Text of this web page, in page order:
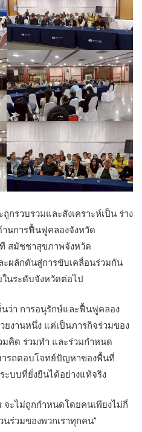
กรวบรวมและสังเคราะห์เป็น ร่าง
นการฟื้นฟูคลองจังหวัด
ที สมัชชาสุขภาพจังหวัด
ะผลักดันสู่การขับเคลื่อนร่วมกัน
นระดับจังหวัดต่อไป
ว่า การอนุรักษ์และฟื้นฟูคลอง
งานหนึ่ง แต่เป็นภารกิจร่วมของ
คิด ร่วมทำ และร่วมกำหนด
รถตอบโจทย์ปัญหาของพื้นที่
ะบบที่ยั่งยืนได้อย่างแท้จริง
จะไม่ถูกกำหนดโดยคนเพียงไม่กี่
ร่วมของพวกเราทุกคน”